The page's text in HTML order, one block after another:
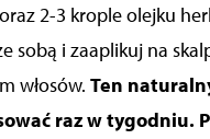
2-3 kropleolejku
sobą i zaaplikuj na
włosów. Ten
raz w tygodniu.